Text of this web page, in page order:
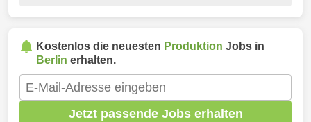
Kostenlos die neuesten Produktion Jobs in
Berlin erhalten.
Jetzt passende Jobs erhalten